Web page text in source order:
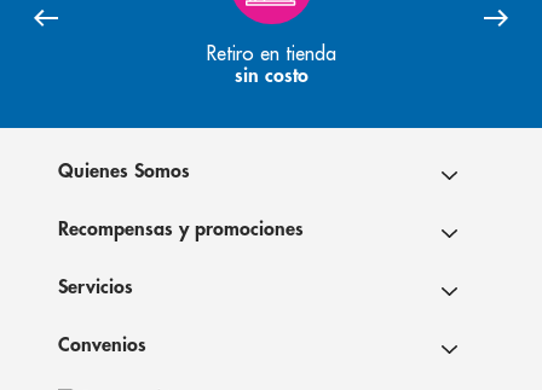
Retiro en tienda
sin costo
Quienes Somos
Recompensas y promociones
Servicios
Convenios